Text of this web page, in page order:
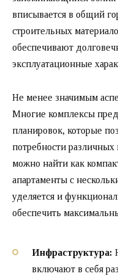
вписывается в общий
строительных
обеспечивают
эксплуатационные
Не менее значимым
Многие комплексы
планировок, которые
потребности
можно найти как
апартаменты с
уделяется и
обеспечить
Инфраструктура:
включают в себя